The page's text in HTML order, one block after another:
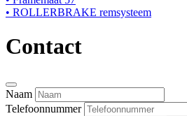
• ROLLERBRAKE remsysteem
Contact
Naam
Telefoonnummer